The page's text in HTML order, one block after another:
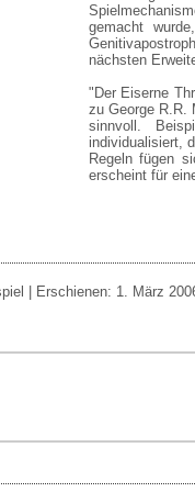
gemacht
nächsten
"Der Eiserne
zu George R.R.
sinnvoll.
individualisiert,
Regeln fügen
erscheint für
| Erschienen: 1. März